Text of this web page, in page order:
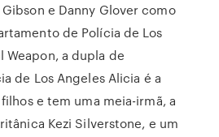
e Danny Glover como
de Polícia de Los
Weapon, a dupla de
de Los Angeles Alicia é a
e tem uma meia-irmã, a
Kezi Silverstone, e um